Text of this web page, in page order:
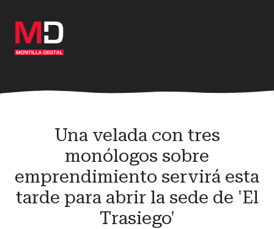
contenido
principal
Una velada con tres
monólogos sobre
emprendimiento servirá esta
tarde para abrir la sede de 'El
Trasiego'